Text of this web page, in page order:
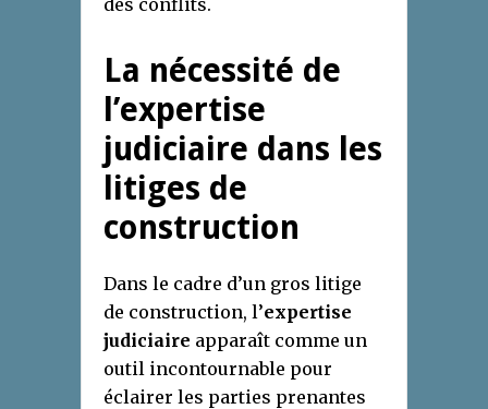
La nécessité de
l’expertise
judiciaire dans les
litiges de
construction
Dans le cadre d’un gros litige
de construction, l’expertise
judiciaire apparaît comme un
outil incontournable pour
éclairer les parties prenantes